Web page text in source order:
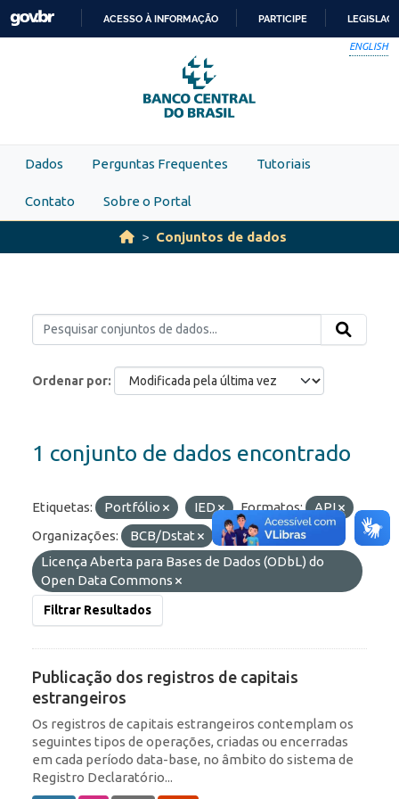
Skip to main content
PARA
O
CONTEÚDO
ACESSO À INFORMAÇÃO PARTICIPE
ENGLISH
Dados Perguntas Frequentes Tutoriais
Contato Sobre o Portal
Conjuntos de dados
Ordenar por
1 conjunto de dados encontrado
Etiquetas: Portfólio IED Formatos:
API
Organizações:
BCB/Dstat
Licenças:
Licença Aberta para Bases de Dados (ODbL) do
Open Data Commons
Filtrar Resultados
Publicação dos registros de capitais
estrangeiros
Os registros de capitais estrangeiros contemplam os
seguintes tipos de operações, criadas ou encerradas
em cada período data-base, no âmbito do sistema de
Registro Declaratório...